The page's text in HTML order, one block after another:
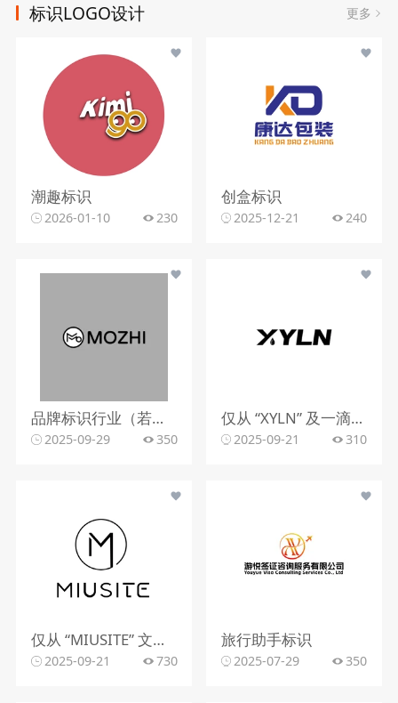
标识LOGO设计 更多
潮趣标识
2026-01-10 230
创盒标识
2025-12-21 240
品牌标识行业（若从标识设计角度）
2025-09-29 350
仅从 “XYLN” 及一滴液体的标识，难以明确行业。
2025-09-21 310
仅从 “MIUSITE” 文字和字母 “M” 的图形标识，难以精准判断行业。
2025-09-21 730
旅行助手标识
2025-07-29 350